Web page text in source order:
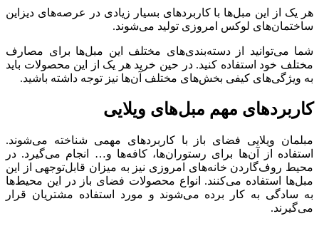
هر یک از این مبل‌ها با کاربردهای بسیار زیادی در عرصه‌های دیزاین
ساختمان‌های لوکس امروزی تولید می‌شوند.
شما می‌توانید از دسته‌بندی‌های مختلف این مبل‌ها برای مصارف
مختلف خود استفاده کنید. در حین خرید هر یک از این محصولات باید
به ویژگی‌های کیفی بخش‌های مختلف آن‌ها نیز توجه داشته باشید.
کاربردهای مهم مبل‌های ویلایی
مبلمان ویلایی فضای باز با کاربردهای مهمی شناخته می‌شوند.
استفاده از آن‌ها برای رستوران‌ها، کافه‌ها و… انجام می‌گیرد. در
محیط روف‌گاردن خانه‌های امروزی نیز به میزان قابل‌توجهی از این
مبل‌ها استفاده می‌کنند. انواع محصولات فضای باز در این محیط‌ها
به ‌سادگی به کار برده می‌شوند و مورد استفاده مشتریان قرار
می‌گیرند.